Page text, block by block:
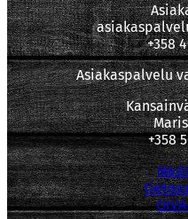
+358
Asiakaspalvelu
+358